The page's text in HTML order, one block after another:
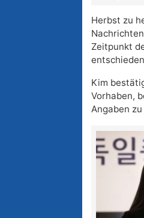
Herbst zu
Zeitpunkt
Kim
Vorhaben,
Angaben